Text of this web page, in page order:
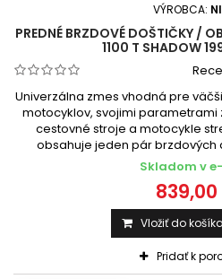
VÝROBCA:
PREDNÉ BRZDOVÉ DOŠTIČKY /
1100 T SHADOW
Univerzálna zmes vhodná pre
motocyklov, svojimi
cestovné stroje a motocykle
obsahuje jeden pár brzdových
Skladom v
839,00
Vložiť do košíka
Pridať k